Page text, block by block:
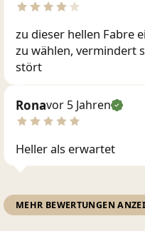
zu dieser hellen Fabre
zu wählen, vermindert
stört
Ronavor 5 Jahren
Heller als erwartet
MEHR BEWERTUNGEN